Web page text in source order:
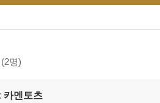
(2명)
카멘토츠